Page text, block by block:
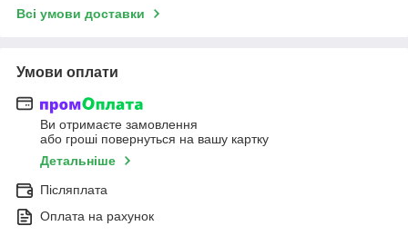
Всі умови доставки
Умови оплати
Ви отримаєте замовлення
або гроші повернуться на вашу картку
Детальніше
Післяплата
Оплата на рахунок